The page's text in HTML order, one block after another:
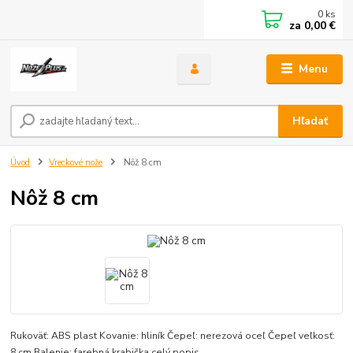
Menu
Hľadať
0 ks
za 0,00 €
Úvod Vreckové nože Nôž 8 cm
Nôž 8 cm
Rukoväť: ABS plast Kovanie: hliník Čepeľ: nerezová oceľ Čepeľ veľkosť: